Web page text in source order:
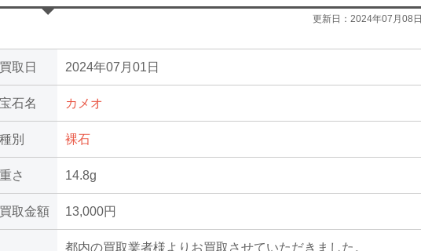
更新日： 2024年07月08日
買取日 2024年07月01日
宝石名 カメオ
種別 裸石
重さ 14.8g
買取金額 13,000円
都内の買取業者様よりお買取させていただきました。